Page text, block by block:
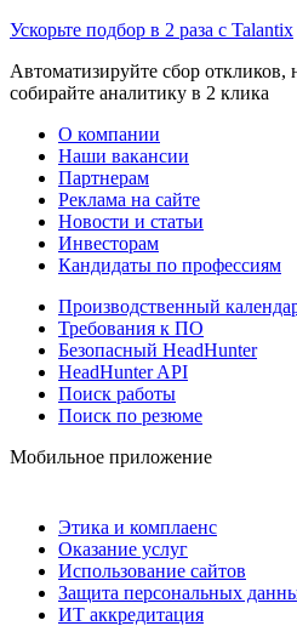
Ускорьте подбор в 2 раза с Talantix
Автоматизируйте сбор откликов,
собирайте аналитику в 2 клика
О компании
Наши вакансии
Партнерам
Реклама на сайте
Новости и статьи
Инвесторам
Кандидаты по профессиям
Производственный
Требования к ПО
Безопасный HeadHunter
HeadHunter API
Поиск работы
Поиск по резюме
Мобильное приложение
Этика и комплаенс
Оказание услуг
Использование сайтов
Защита персональных
ИТ аккредитация